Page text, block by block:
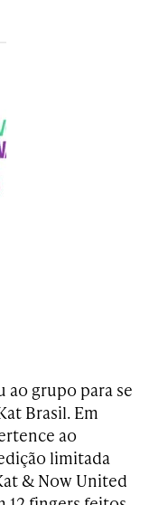
ao grupo para se
Brasil. Em
ao
limitada
& Now United